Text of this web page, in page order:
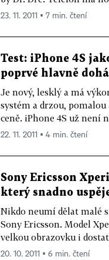
23. 11. 2011 ▪ 7 min. čtení
Test: iPhone 4S
poprvé hlavně
Je nový, lesklý a má
systém a drzou,
ceně. iPhone 4S už není
22. 11. 2011 ▪ 4 min. čtení
Sony Ericsson
který snadno
Nikdo neumí dělat malé
Sony Ericsson. Model
velkou obrazovku i
20. 10. 2011 ▪ 6 min. čtení